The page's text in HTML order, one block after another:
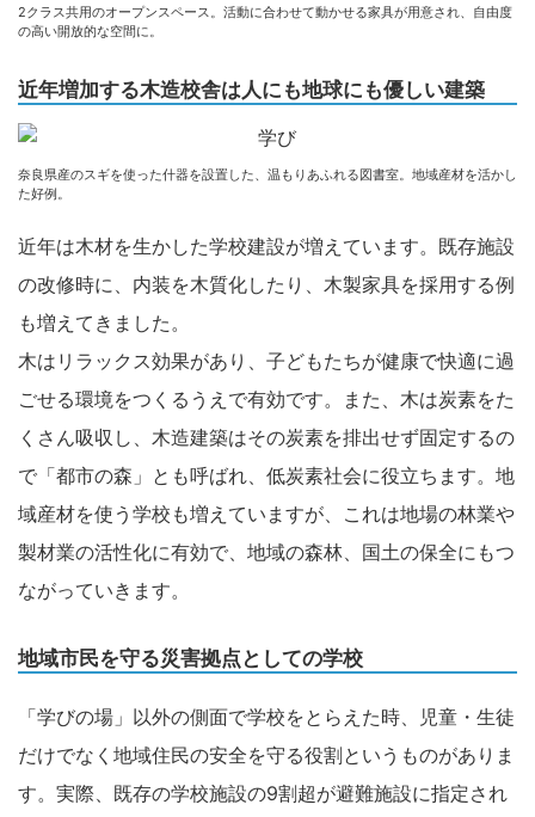
2クラス共用のオープンスペース。活動に合わせて動かせる家具が用意され、自由度
の高い開放的な空間に。
近年増加する木造校舎は人にも地球にも優しい建築
奈良県産のスギを使った什器を設置した、温もりあふれる図書室。地域産材を活かし
た好例。
近年は木材を生かした学校建設が増えています。既存施設
の改修時に、内装を木質化したり、木製家具を採用する例
も増えてきました。
木はリラックス効果があり、子どもたちが健康で快適に過
ごせる環境をつくるうえで有効です。また、木は炭素をた
くさん吸収し、木造建築はその炭素を排出せず固定するの
で「都市の森」とも呼ばれ、低炭素社会に役立ちます。地
域産材を使う学校も増えていますが、これは地場の林業や
製材業の活性化に有効で、地域の森林、国土の保全にもつ
ながっていきます。
地域市民を守る災害拠点としての学校
「学びの場」以外の側面で学校をとらえた時、児童・生徒
だけでなく地域住民の安全を守る役割というものがありま
す。実際、既存の学校施設の9割超が避難施設に指定され